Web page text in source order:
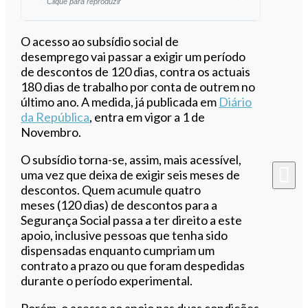
Ouvir este artigo
O acesso ao subsídio social de
desemprego vai passar a exigir um período
de descontos de 120 dias, contra os actuais
180 dias de trabalho por conta de outrem no
último ano. A medida, já publicada em Diário
da República, entra em vigor a 1 de
Novembro.
O subsídio torna-se, assim, mais acessível,
uma vez que deixa de exigir seis meses de
descontos. Quem acumule quatro
meses (120 dias) de descontos para a
Segurança Social passa a ter direito a este
apoio, inclusive pessoas que tenha sido
dispensadas enquanto cumpriam um
contrato a prazo ou que foram despedidas
durante o período experimental.